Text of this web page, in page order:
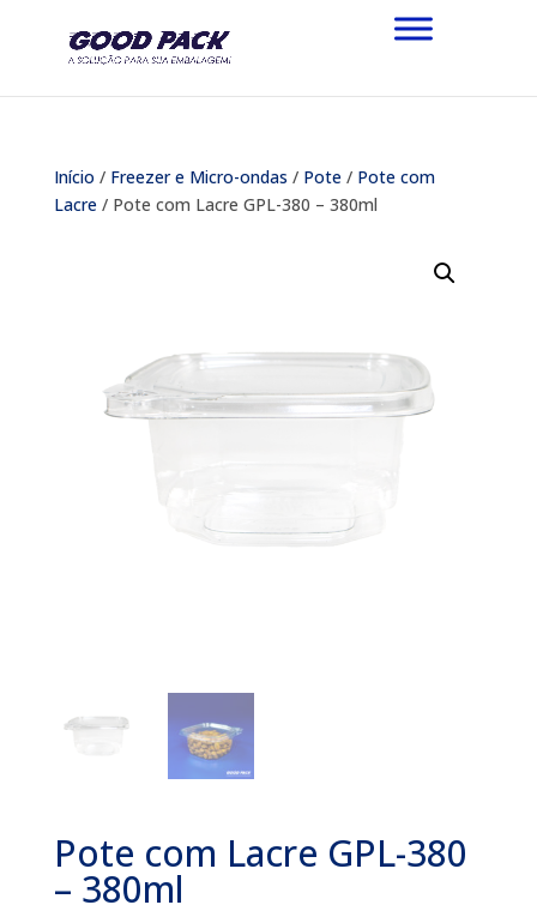
Início / Freezer e Micro-ondas / Pote/ Pote com
Lacre/ Pote com Lacre GPL-380 – 380ml
Pote com Lacre GPL-380
– 380ml